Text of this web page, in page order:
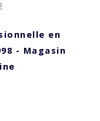
en
- Magasin